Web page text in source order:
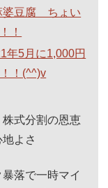
婆豆腐 ちょい
！
年5月に1,000円
！(^^)v
株式分割の恩恵
よさ
落で一時マイ